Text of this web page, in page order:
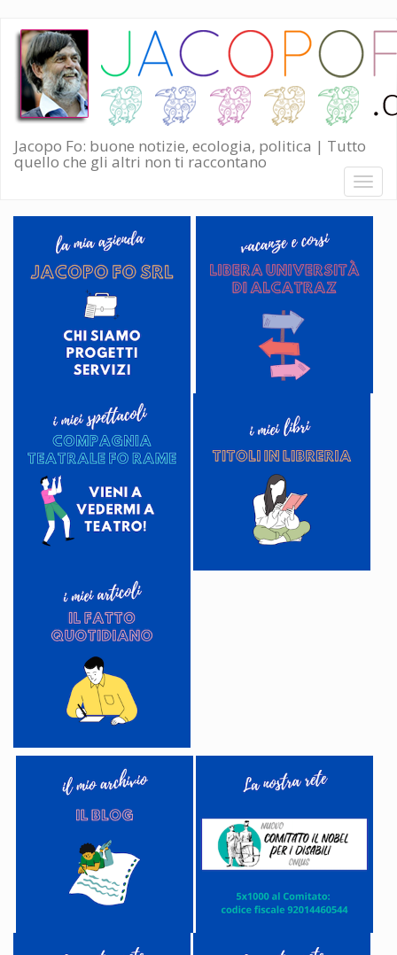
Salta
contenuto
principale
Jacopo Fo: buone notizie, ecologia, politica | Tutto
quello che gli altri non ti raccontano
Toggle